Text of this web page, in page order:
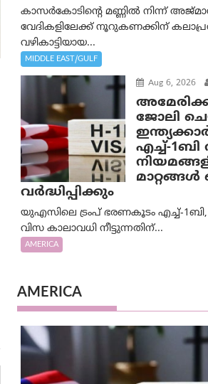
കാസർകോടിന്റെ മണ്ണിൽ നിന്ന്
വേദികളിലേക്ക് നൂറുകണക്കിന്
വഴികാട്ടിയായ...
MIDDLE EAST/GULF
Aug 6, 2026
ജോലി
എച്ച്-1ബി
വർദ്ധിപ്പിക്കും
യുഎസിലെ ട്രംപ് ഭരണകൂടം എച്ച്-
വിസ കാലാവധി നീട്ടുന്നതിന്...
AMERICA
AMERICA